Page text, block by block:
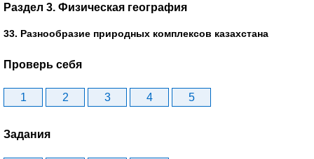
Раздел 3. Физическая география
33. Разнообразие природных комплексов казахстана
Проверь себя
1 2 3 4 5
Задания